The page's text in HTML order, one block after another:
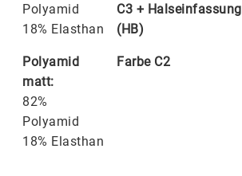
Polyamid
18% Elasthan
C3 + Halseinfassung
(HB)
Polyamid
matt:
82%
Polyamid
18% Elasthan
Farbe C2